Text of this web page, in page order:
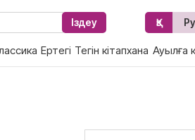
Іздеу Қз Ру
Ертегі Тегін кітапхана Ауылға